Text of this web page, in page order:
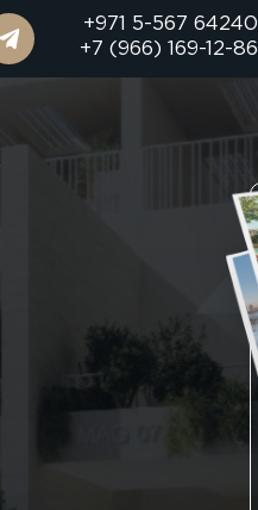
+971 5-567 64240
+7 (966) 169-12-86